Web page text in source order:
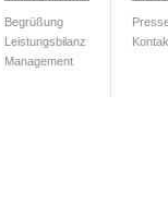
Begrüßung
Leistungsbilanz
Management